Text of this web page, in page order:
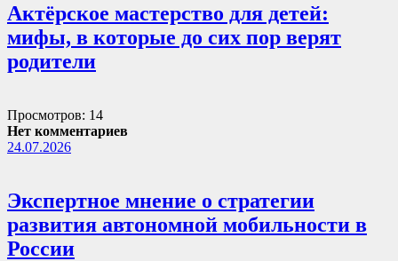
Актёрское мастерство для детей:
мифы, в которые до сих пор верят
родители
Просмотров: 14
Нет комментариев
24.07.2026
Экспертное мнение о стратегии
развития автономной мобильности в
России